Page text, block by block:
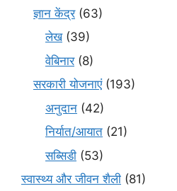
ज्ञान केंद्र(63)
लेख(39)
वेबिनार(8)
सरकारी योजनाएं(193)
अनुदान (42)
निर्यात/आयात (21)
सब्सिडी (53)
स्वास्थ्य और जीवन शैली (81)